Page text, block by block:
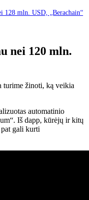
128 mln. USD, „Berachain“
nei 120 mln.
turime žinoti, ką veikia
automatinio
Iš dapp, kūrėjų ir kitų
gali kurti